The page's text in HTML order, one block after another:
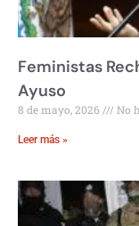
Feministas
Ayuso
8 de mayo, 2026 No
Leer más »